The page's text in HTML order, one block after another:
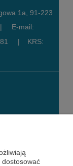
1a, 91-223
|
E-mail:
|
KRS:
dostosować